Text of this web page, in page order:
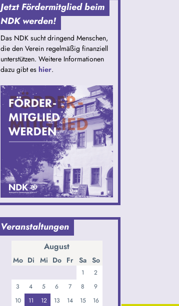
Jetzt Fördermitglied beim
NDK werden!
Das NDK sucht dringend Menschen,
die den Verein regelmäßig finanziell
unterstützen. Weitere Informationen
dazu gibt es hier.
Veranstaltungen
August
Mo Di Mi Do Fr Sa So
1
2
3
4 5 6 7 8
9
10
11 12 13 14 15
16